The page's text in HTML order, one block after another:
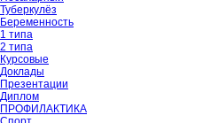
Туберкулёз
Беременность
1 типа
2 типа
Курсовые
Доклады
Презентации
Диплом
ПРОФИЛАКТИКА